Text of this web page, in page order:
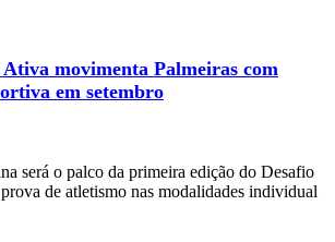
movimenta Palmeiras com
em setembro
será o palco da primeira edição do Desafio
de atletismo nas modalidades individual